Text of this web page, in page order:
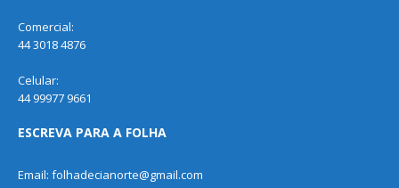
Comercial:
44 3018 4876
Celular:
44 99977 9661
ESCREVA PARA A FOLHA
Email: folhadecianorte@gmail.com